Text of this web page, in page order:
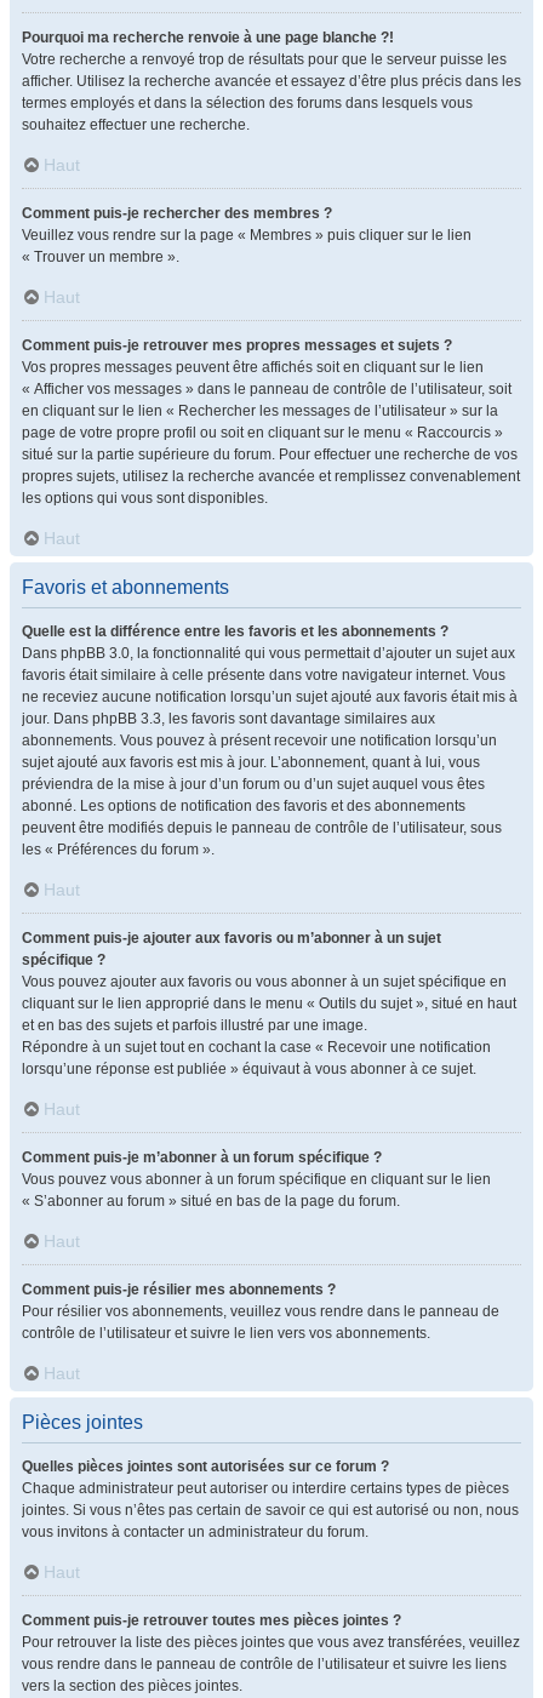
Pourquoi ma recherche renvoie à une page blanche ?!
Votre recherche a renvoyé trop de résultats pour que le serveur puisse les
afficher. Utilisez la recherche avancée et essayez d’être plus précis dans les
termes employés et dans la sélection des forums dans lesquels vous
souhaitez effectuer une recherche.
Haut
Comment puis-je rechercher des membres ?
Veuillez vous rendre sur la page « Membres » puis cliquer sur le lien
« Trouver un membre ».
Haut
Comment puis-je retrouver mes propres messages et sujets ?
Vos propres messages peuvent être affichés soit en cliquant sur le lien
« Afficher vos messages » dans le panneau de contrôle de l’utilisateur, soit
en cliquant sur le lien « Rechercher les messages de l’utilisateur » sur la
page de votre propre profil ou soit en cliquant sur le menu « Raccourcis »
situé sur la partie supérieure du forum. Pour effectuer une recherche de vos
propres sujets, utilisez la recherche avancée et remplissez convenablement
les options qui vous sont disponibles.
Haut
Favoris et abonnements
Quelle est la différence entre les favoris et les abonnements ?
Dans phpBB 3.0, la fonctionnalité qui vous permettait d’ajouter un sujet aux
favoris était similaire à celle présente dans votre navigateur internet. Vous
ne receviez aucune notification lorsqu’un sujet ajouté aux favoris était mis à
jour. Dans phpBB 3.3, les favoris sont davantage similaires aux
abonnements. Vous pouvez à présent recevoir une notification lorsqu’un
sujet ajouté aux favoris est mis à jour. L’abonnement, quant à lui, vous
préviendra de la mise à jour d’un forum ou d’un sujet auquel vous êtes
abonné. Les options de notification des favoris et des abonnements
peuvent être modifiés depuis le panneau de contrôle de l’utilisateur, sous
les « Préférences du forum ».
Haut
Comment puis-je ajouter aux favoris ou m’abonner à un sujet
spécifique ?
Vous pouvez ajouter aux favoris ou vous abonner à un sujet spécifique en
cliquant sur le lien approprié dans le menu « Outils du sujet », situé en haut
et en bas des sujets et parfois illustré par une image.
Répondre à un sujet tout en cochant la case « Recevoir une notification
lorsqu’une réponse est publiée » équivaut à vous abonner à ce sujet.
Haut
Comment puis-je m’abonner à un forum spécifique ?
Vous pouvez vous abonner à un forum spécifique en cliquant sur le lien
« S’abonner au forum » situé en bas de la page du forum.
Haut
Comment puis-je résilier mes abonnements ?
Pour résilier vos abonnements, veuillez vous rendre dans le panneau de
contrôle de l’utilisateur et suivre le lien vers vos abonnements.
Haut
Pièces jointes
Quelles pièces jointes sont autorisées sur ce forum ?
Chaque administrateur peut autoriser ou interdire certains types de pièces
jointes. Si vous n’êtes pas certain de savoir ce qui est autorisé ou non, nous
vous invitons à contacter un administrateur du forum.
Haut
Comment puis-je retrouver toutes mes pièces jointes ?
Pour retrouver la liste des pièces jointes que vous avez transférées, veuillez
vous rendre dans le panneau de contrôle de l’utilisateur et suivre les liens
vers la section des pièces jointes.